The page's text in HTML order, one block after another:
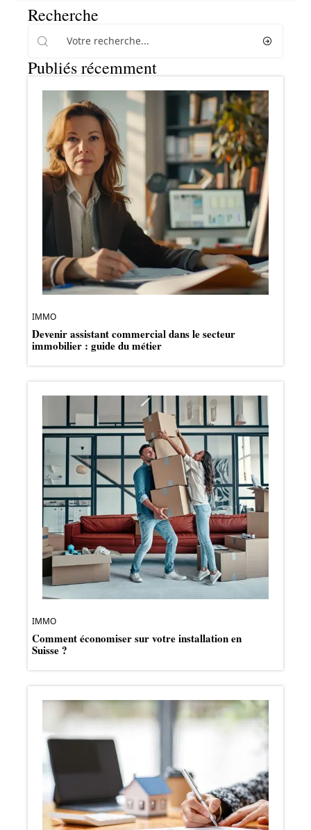
Recherche
Publiés récemment
IMMO
Devenir assistant commercial dans le secteur
immobilier : guide du métier
IMMO
Comment économiser sur votre installation en
Suisse ?